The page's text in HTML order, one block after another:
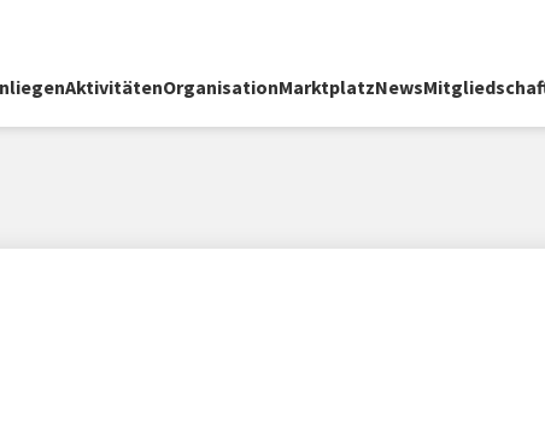
AktivitätenOrganisationMarktplatzNews